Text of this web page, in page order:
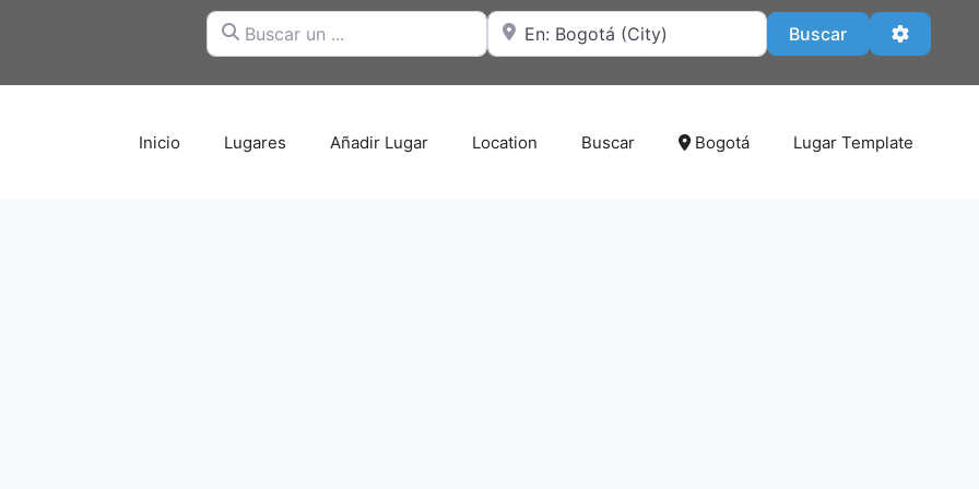
Buscar un ... Cerca de BuscarBuscar
Inicio Lugares Añadir Lugar Location Buscar Bogotá Lugar Template